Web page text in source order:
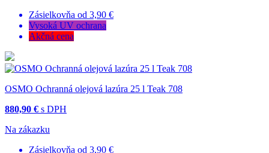
Zásielkovňa od 3,90 €
Vysoká UV ochrana
Akčná cena
OSMO Ochranná olejová lazúra 25 l Teak 708
880,90 € s DPH
Na zákazku
Zásielkovňa od 3,90 €